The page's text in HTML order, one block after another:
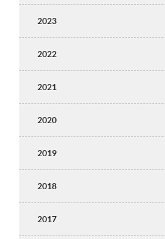
2023
2022
2021
2020
2019
2018
2017